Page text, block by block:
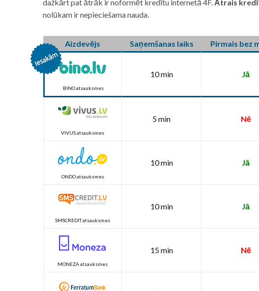
dažkārt pat ātrāk ir noformēt kredītu internetā 4F. Ātrais
nolūkam ir nepieciešama nauda.
Aizdevējs Saņemšanas laiks Pirmais bez
BINO atsauksmes
10 min Jā
VIVUS atsauksmes
5 min Nē
ONDO atsauksmes
10 min Jā
SMSCREDIT atsauksmes
10 min Jā
MONEZA atsauksmes
15 min Nē